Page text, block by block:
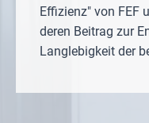
Effizienz" von FEF
deren Beitrag zur
Langlebigkeit der